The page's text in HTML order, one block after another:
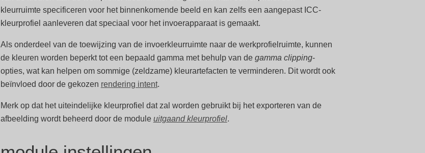
kleurruimte specificeren voor het binnenkomende beeld en kan zelfs een aangepast ICC-
kleurprofiel aanleveren dat speciaal voor het invoerapparaat is gemaakt.
Als onderdeel van de toewijzing van de invoerkleurruimte naar de werkprofielruimte, kunnen
de kleuren worden beperkt tot een bepaald gamma met behulp van de gamma clipping-
opties, wat kan helpen om sommige (zeldzame) kleurartefacten te verminderen. Dit wordt ook
beïnvloed door de gekozen rendering intent.
Merk op dat het uiteindelijke kleurprofiel dat zal worden gebruikt bij het exporteren van de
afbeelding wordt beheerd door de module uitgaand kleurprofiel.